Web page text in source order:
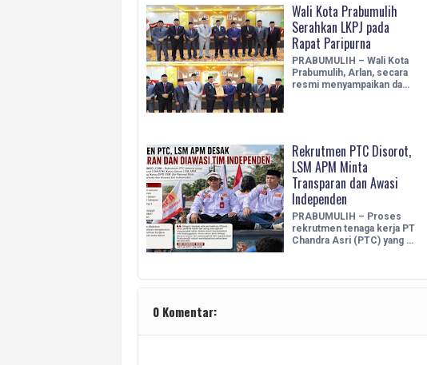
Wali Kota Prabumulih
Serahkan LKPJ pada
Rapat Paripurna
PRABUMULIH – Wali Kota
Prabumulih, Arlan, secara
resmi menyampaikan da…
Rekrutmen PTC Disorot,
LSM APM Minta
Transparan dan Awasi
Independen
PRABUMULIH – Proses
rekrutmen tenaga kerja PT
Chandra Asri (PTC) yang …
0 Komentar: